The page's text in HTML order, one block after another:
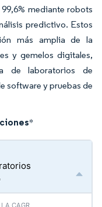
mediante robots
predictivo. Estos
más amplia de la
y gemelos digitales,
de laboratorios de
software y pruebas de
*